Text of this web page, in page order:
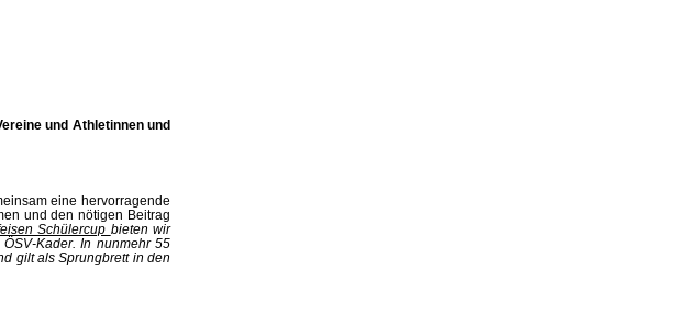
und Athletinnen und
eine hervorragende
und den nötigen Beitrag
Schülercup bieten wir
Kader. In nunmehr 55
gilt als Sprungbrett in den